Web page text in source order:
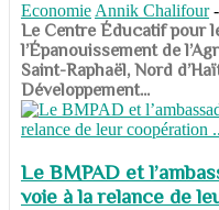
Economie Annik Chalifour -
​​​​​​​Le Centre Éducatif pour
l’Épanouissement de
Saint-Raphaël, Nord
Développement...
Le BMPAD et
voie à la relance de